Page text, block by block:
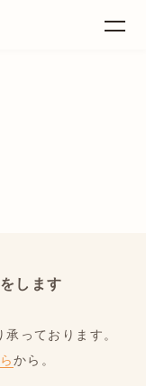
します
っております。
から。